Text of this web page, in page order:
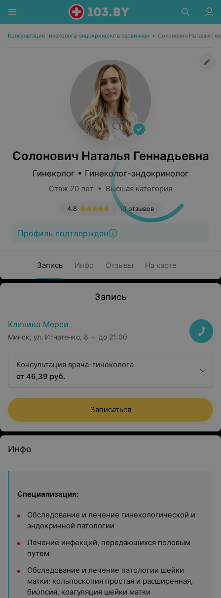
Консультация гинеколога-эндокринолога первичная • Солонович Наталья
Солонович Наталья Геннадьевна
Гинеколог • Гинеколог-эндокринолог
Стаж 20 лет • Высшая категория
18 отзывов
4.8
Профиль подтвержден
Запись Инфо Отзывы На карте
Запись
Клиника Мерси
Минск, ул. Игнатенко, 8 до 21:00
Консультация врача-гинеколога
от 46,39 руб.
Записаться
Инфо
Специализация:
Обследование и лечение гинекологической и
эндокринной патологии
Лечение инфекций, передающихся половым
путем
Обследование и лечение патологии шейки
матки: кольпоскопия простая и расширенная,
биопсия, коагуляция шейки матки